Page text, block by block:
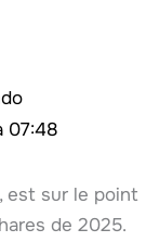
07:48
est sur le point
de 2025.